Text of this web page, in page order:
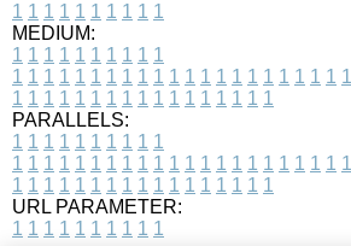
1 1 1 1 1 1 1 1 1 1
MEDIUM:
1 1 1 1 1 1 1 1 1 1
1 1 1 1 1 1 1 1 1 1 1 1 1 1 1 1 1 1 1 1 1 1
1 1 1 1 1 1 1 1 1 1 1 1 1 1 1 1 1
PARALLELS:
1 1 1 1 1 1 1 1 1 1
1 1 1 1 1 1 1 1 1 1 1 1 1 1 1 1 1 1 1 1 1 1
1 1 1 1 1 1 1 1 1 1 1 1 1 1 1 1 1
URL PARAMETER:
1 1 1 1 1 1 1 1 1 1